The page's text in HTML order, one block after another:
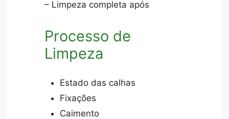
– Limpeza completa após
Processo de
Limpeza
Estado das calhas
Fixações
Caimento